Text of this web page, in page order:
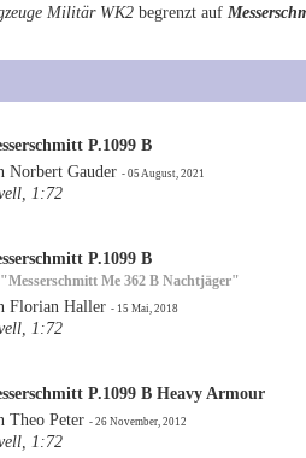
Militär WK2 begrenzt auf
P.1099 B
Norbert Gauder- 05 August, 2021
1:72
P.1099 B
Me 362 B Nachtjäger"
Florian Haller- 15 Mai, 2018
1:72
P.1099 B Heavy Armour
Theo Peter- 26 November, 2012
1:72